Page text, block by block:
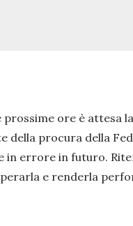
ore è attesa
della procura della
errore in futuro.
e renderla